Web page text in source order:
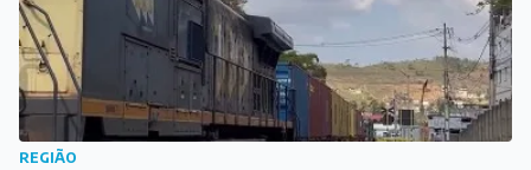
REGIÃO